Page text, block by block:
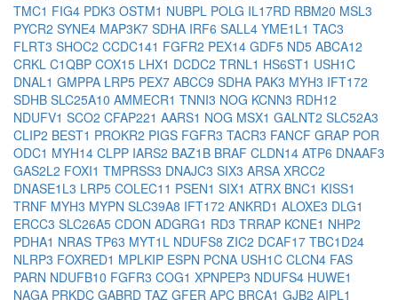
TMC1 FIG4 PDK3 OSTM1 NUBPL POLG IL17RD RBM20 MSL3
PYCR2 SYNE4 MAP3K7 SDHA IRF6 SALL4 YME1L1 TAC3
FLRT3 SHOC2 CCDC141 FGFR2 PEX14 GDF5 ND5 ABCA12
CRKL C1QBP COX15 LHX1 DCDC2 TRNL1 HS6ST1 USH1C
DNAL1 GMPPA LRP5 PEX7 ABCC9 SDHA PAK3 MYH3 IFT172
SDHB SLC25A10 AMMECR1 TNNI3 NOG KCNN3 RDH12
NDUFV1 SCO2 CFAP221 AARS1 NOG MSX1 GALNT2 SLC52A3
CLIP2 BEST1 PROKR2 PIGS FGFR3 TACR3 FANCF GRAP POR
ODC1 MYH14 CLPP IARS2 BAZ1B BRAF CLDN14 ATP6 DNAAF3
GAS2L2 FOXI1 TMPRSS3 DNAJC3 SIX3 ARSA XRCC2
DNASE1L3 LRP5 COLEC11 PSEN1 SIX1 ATRX BNC1 KISS1
TRNF MYH3 MYPN SLC39A8 IFT172 ANKRD1 ALOXE3 DLG1
ERCC3 SLC26A5 CDON ADGRG1 RD3 TRRAP KCNE1 NHP2
PDHA1 NRAS TP63 MYT1L NDUFS8 ZIC2 DCAF17 TBC1D24
NLRP3 FOXRED1 MPLKIP ESPN PCNA USH1C CLCN4 FAS
PARN NDUFB10 FGFR3 COG1 XPNPEP3 NDUFS4 HUWE1
NAGA PRKDC GABRD TAZ GFER APC BRCA1 GJB2 AIPL1